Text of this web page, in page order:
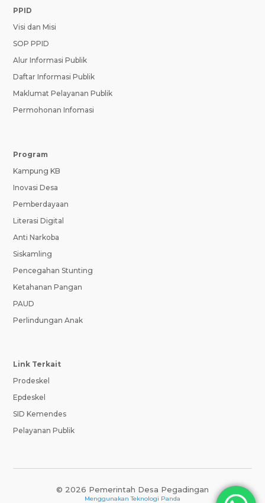
PPID
Visi dan Misi
SOP PPID
Alur Informasi Publik
Daftar Informasi Publik
Maklumat Pelayanan Publik
Permohonan Infomasi
Program
Kampung KB
Inovasi Desa
Pemberdayaan
Literasi Digital
Anti Narkoba
Siskamling
Pencegahan Stunting
Ketahanan Pangan
PAUD
Perlindungan Anak
Link Terkait
Prodeskel
Epdeskel
SID Kemendes
Pelayanan Publik
© 2026 Pemerintah Desa Pegadingan
MenggunakanTeknologi Panda